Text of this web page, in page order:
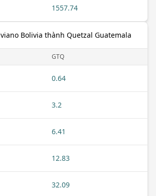
1557.74
Bolivia thành Quetzal Guatemala
GTQ
0.64
3.2
6.41
12.83
32.09